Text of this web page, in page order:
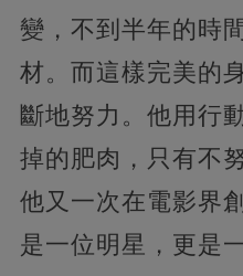
變，不到半年的時
材。而這樣完美的
斷地努力。他用行
掉的肥肉，只有不
他又一次在電影界
是一位明星，更是